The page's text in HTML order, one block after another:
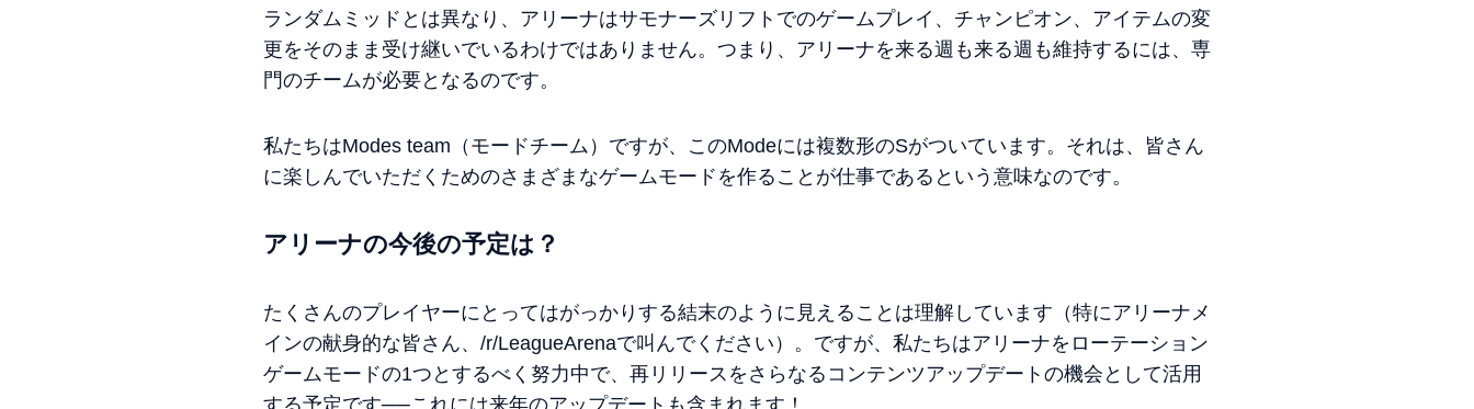
ランダムミッドとは異なり、アリーナはサモナーズリフトでのゲームプレイ、チャンピオン、アイテムの変
更をそのまま受け継いでいるわけではありません。つまり、アリーナを来る週も来る週も維持するには、専
門のチームが必要となるのです。
私たちはModes team（モードチーム）ですが、このModeには複数形のSがついています。それは、皆さん
に楽しんでいただくためのさまざまなゲームモードを作ることが仕事であるという意味なのです。
アリーナの今後の予定は？
たくさんのプレイヤーにとってはがっかりする結末のように見えることは理解しています（特にアリーナメ
インの献身的な皆さん、/r/LeagueArenaで叫んでください）。ですが、私たちはアリーナをローテーション
ゲームモードの1つとするべく努力中で、再リリースをさらなるコンテンツアップデートの機会として活用
する予定です──これには来年のアップデートも含まれます！